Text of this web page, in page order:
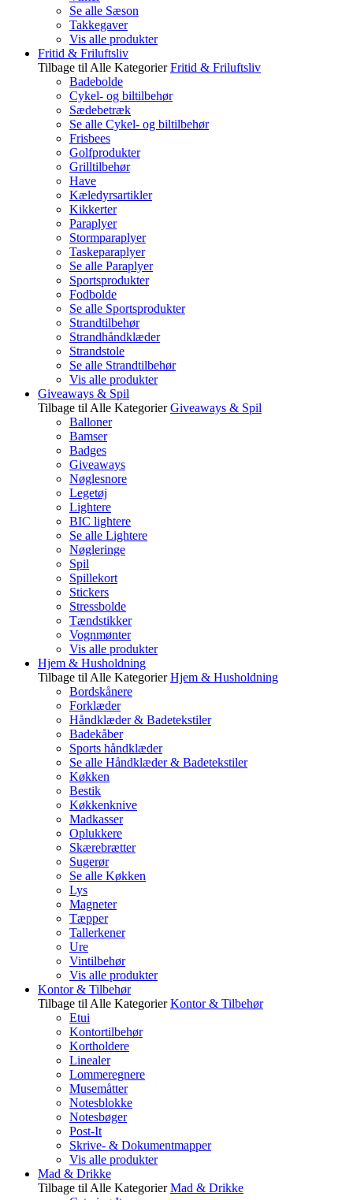
Se alle Sæson
Takkegaver
Vis alle produkter
Fritid & Friluftsliv
Tilbage til Alle Kategorier Fritid & Friluftsliv
Badebolde
Cykel- og biltilbehør
Sædebetræk
Se alle Cykel- og biltilbehør
Frisbees
Golfprodukter
Grilltilbehør
Have
Kæledyrsartikler
Kikkerter
Paraplyer
Stormparaplyer
Taskeparaplyer
Se alle Paraplyer
Sportsprodukter
Fodbolde
Se alle Sportsprodukter
Strandtilbehør
Strandhåndklæder
Strandstole
Se alle Strandtilbehør
Vis alle produkter
Giveaways & Spil
Tilbage til Alle Kategorier Giveaways & Spil
Balloner
Bamser
Badges
Giveaways
Nøglesnore
Legetøj
Lightere
BIC lightere
Se alle Lightere
Nøgleringe
Spil
Spillekort
Stickers
Stressbolde
Tændstikker
Vognmønter
Vis alle produkter
Hjem & Husholdning
Tilbage til Alle Kategorier Hjem & Husholdning
Bordskånere
Forklæder
Håndklæder & Badetekstiler
Badekåber
Sports håndklæder
Se alle Håndklæder & Badetekstiler
Køkken
Bestik
Køkkenknive
Madkasser
Oplukkere
Skærebrætter
Sugerør
Se alle Køkken
Lys
Magneter
Tæpper
Tallerkener
Ure
Vintilbehør
Vis alle produkter
Kontor & Tilbehør
Tilbage til Alle Kategorier Kontor & Tilbehør
Etui
Kontortilbehør
Kortholdere
Linealer
Lommeregnere
Musemåtter
Notesblokke
Notesbøger
Post-It
Skrive- & Dokumentmapper
Vis alle produkter
Mad & Drikke
Tilbage til Alle Kategorier Mad & Drikke